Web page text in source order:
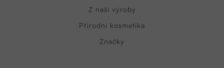
Z naší výroby
Přírodní kosmetika
Značky